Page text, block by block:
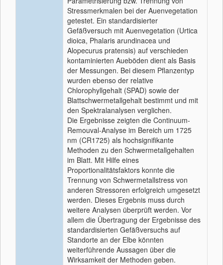
Stressmerkmalen bei der Auenvegetation
getestet. Ein standardisierter
Gefäßversuch mit Auenvegetation (Urtica
dioica, Phalaris arundinacea und
Alopecurus pratensis) auf verschieden
kontaminierten Aueböden dient als Basis
der Messungen. Bei diesem Pflanzentyp
wurden ebenso der relative
Chlorophyllgehalt (SPAD) sowie der
Blattschwermetallgehalt bestimmt und mit
den Spektralanalysen verglichen.
Die Ergebnisse zeigten die Continuum-
Remouval-Analyse im Bereich um 1725
nm (CR1725) als hochsignifikante
Methoden zu den Schwermetallgehalten
im Blatt. Mit Hilfe eines
Proportionalitätsfaktors konnte die
Trennung von Schwermetallstress von
anderen Stressoren erfolgreich umgesetzt
werden. Dieses Ergebnis muss durch
weitere Analysen überprüft werden. Vor
allem die Übertragung der Ergebnisse des
standardisierten Gefäßversuchs auf
Standorte an der Elbe könnten
weiterführende Aussagen über die
Wirksamkeit der Methoden geben.